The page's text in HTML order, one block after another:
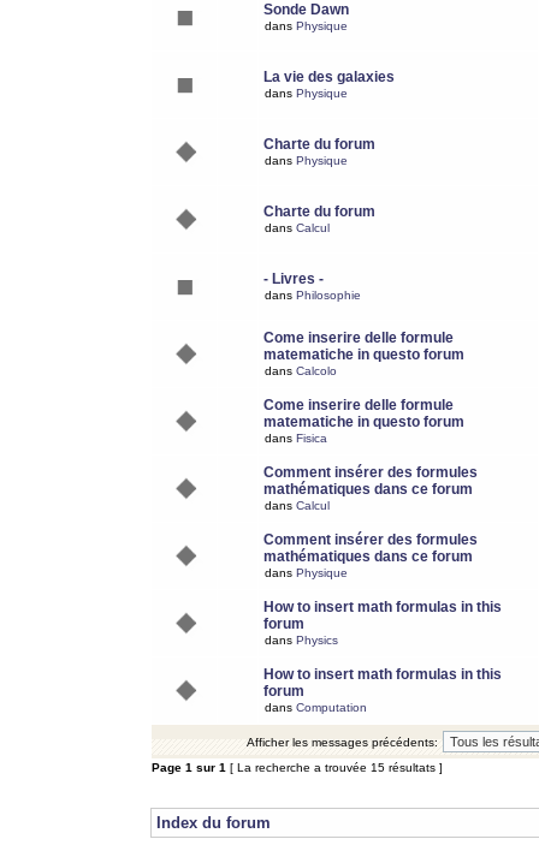
Sonde Dawn
dans Physique
La vie des galaxies
dans Physique
Charte du forum
dans Physique
Charte du forum
dans Calcul
- Livres -
dans Philosophie
Come inserire delle formule
matematiche in questo forum
dans Calcolo
Come inserire delle formule
matematiche in questo forum
dans Fisica
Comment insérer des formules
mathématiques dans ce forum
dans Calcul
Comment insérer des formules
mathématiques dans ce forum
dans Physique
How to insert math formulas in this
forum
dans Physics
How to insert math formulas in this
forum
dans Computation
Afficher les messages précédents:
Page 1 sur 1 [ La recherche a trouvée 15 résultats ]
Index du forum